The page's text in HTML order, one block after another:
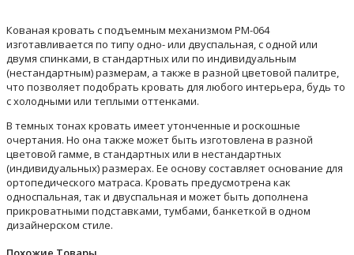
Кованая кровать с подъемным механизмом РМ-064
изготавливается по типу одно- или двуспальная, с одной или
двумя спинками, в стандартных или по индивидуальным
(нестандартным) размерам, а также в разной цветовой палитре,
что позволяет подобрать кровать для любого интерьера, будь то
с холодными или теплыми оттенками.
В темных тонах кровать имеет утонченные и роскошные
очертания. Но она также может быть изготовлена в разной
цветовой гамме, в стандартных или в нестандартных
(индивидуальных) размерах. Ее основу составляет основание для
ортопедического матраса. Кровать предусмотрена как
односпальная, так и двуспальная и может быть дополнена
прикроватными подставками, тумбами, банкеткой в одном
дизайнерском стиле.